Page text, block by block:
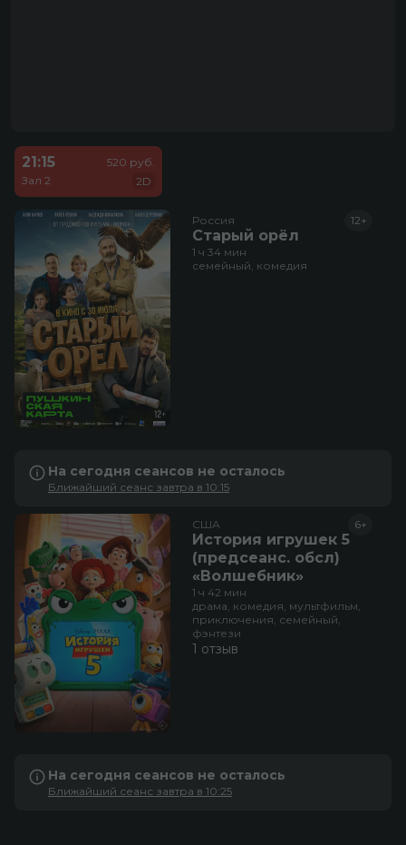
21:15
Зал 2
520 руб.
2D
Россия
Старый орёл
12+
1 ч 34 мин
семейный, комедия
На сегодня сеансов не осталось
Ближайший сеанс завтра в 10:15
США
История игрушек 5
(предсеанс. обсл)
«Волшебник»
6+
1 ч 42 мин
драма, комедия, мультфильм,
приключения, семейный,
фэнтези
1 отзыв
На сегодня сеансов не осталось
Ближайший сеанс завтра в 10:25